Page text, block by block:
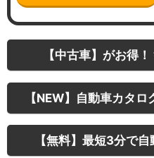
【中古車】がお得
【NEW】自動車カタ
【無料】最短3分で